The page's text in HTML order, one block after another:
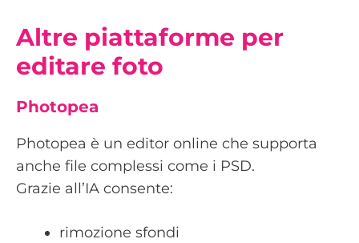
Altre piattaforme per
editare foto
Photopea
Photopea è un editor online che supporta
anche file complessi come i PSD.
Grazie all’IA consente:
rimozione sfondi